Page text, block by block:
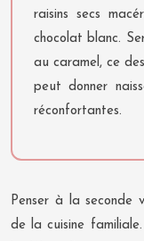
raisins secs
chocolat blanc.
au caramel, ce
peut donner
réconfortantes.
Penser à la
de la cuisine